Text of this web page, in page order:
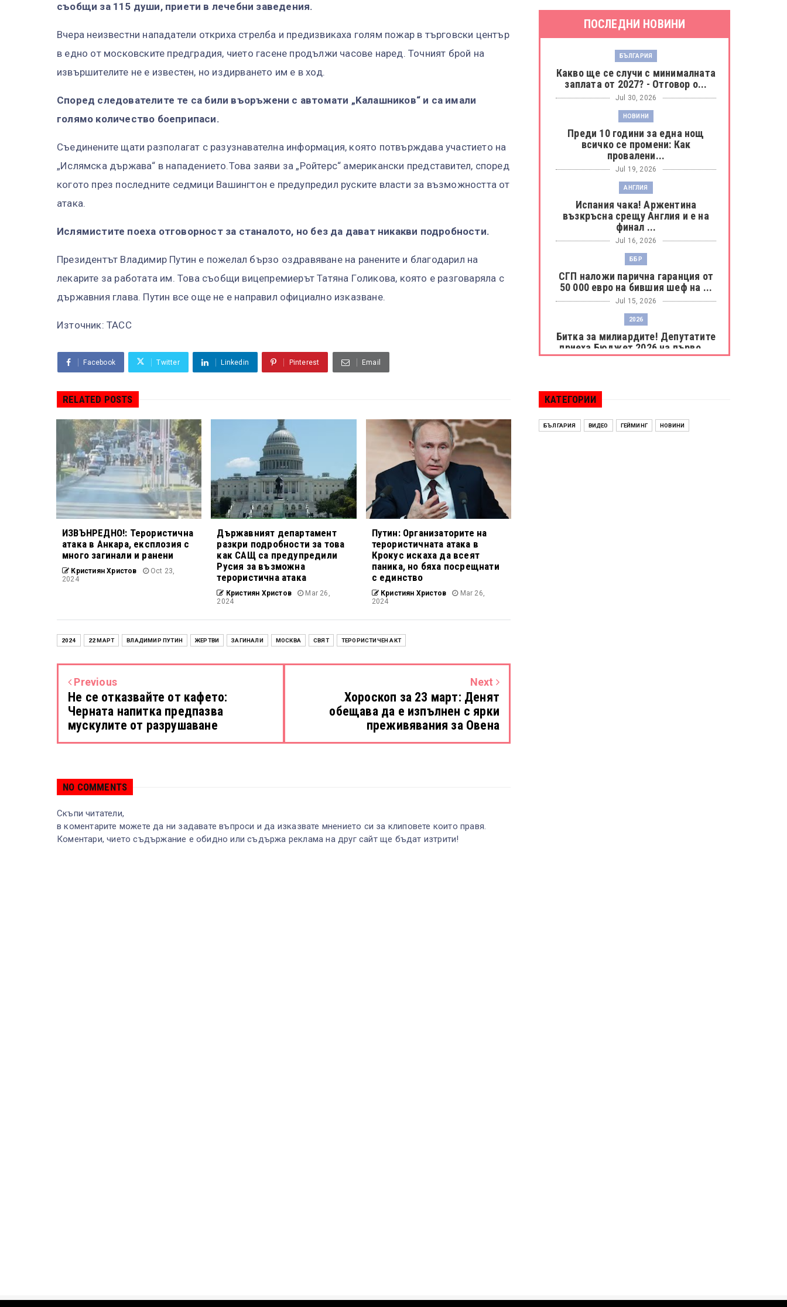
съобщи за 115 души, приети в лечебни заведения.
Вчера неизвестни нападатели откриха стрелба и предизвикаха голям пожар в търговски център
в едно от московските предградия, чието гасене продължи часове наред. Точният брой на
извършителите не е известен, но издирването им е в ход.
Според следoвателите те са били въоръжени с автомати „Kалашников“ и са имали
голямо количество боеприпаси.
Съединените щати разполагат с разузнавателна информация, която потвърждава участието на
„Ислямска държава“ в нападението.Това заяви за „Ройтерс“ американски представител, според
когото през последните седмици Вашингтон е предупредил руските власти за възможността от
атака.
Ислямистите поеха отговорност за станалото, но без да дават никакви подробности.
Президентът Владимир Путин е пожелал бързо оздравяване на ранените и благодарил на
лекарите за работата им. Това съобщи вицепремиерът Татяна Гoликова, която е разговаряла с
държавния глава. Путин все още не е направил официално изказване.
Източник: ТАСС
Facebook Twitter Linkedin Pinterest Email
RELATED POSTS
ИЗВЪНРЕДНО!: Терористична
атака в Анкара, експлозия с
много загинали и ранени
Кристиян Христов
Oct 23,
2024
Държавният департамент
разкри подробности за това
как САЩ са предупредили
Русия за възможна
терористична атака
Кристиян Христов
Mar 26,
2024
Путин: Организаторите на
терористичната атака в
Крокус искаха да всеят
паника, но бяха посрещнати
с единство
Кристиян Христов
Mar 26,
2024
2024 22 МАРТ ВЛАДИМИР ПУТИН ЖЕРТВИ ЗАГИНАЛИ МОСКВА СВЯТ ТЕРОРИСТИЧЕН АКТ
Previous
Не се отказвайте от кафето:
Черната напитка предпазва
мускулите от разрушаване
Next
Хороскоп за 23 март: Денят
обещава да е изпълнен с ярки
преживявания за Овена
NO COMMENTS
Скъпи читатели,
в коментарите можете да ни задавате въпроси и да изказвате мнението си за клиповете които правя.
Коментари, чието съдържание е обидно или съдържа реклама на друг сайт ще бъдат изтрити!
ПОСЛЕДНИ НОВИНИ
БЪЛГАРИЯ
Какво ще се случи с минималната
заплата от 2027? - Отговор о...
Jul 30, 2026
НОВИНИ
Преди 10 години за една нощ
всичко се промени: Как
провалени...
Jul 19, 2026
АНГЛИЯ
Испания чака! Аржентина
възкръсна срещу Англия и е на
финал ...
Jul 16, 2026
ББР
СГП наложи парична гаранция от
50 000 евро на бившия шеф на ...
Jul 15, 2026
2026
Битка за милиардите! Депутатите
приеха Бюджет 2026 на първо ...
Левски разби Борац с 4:0 и
продължава в Шампионската
лига
Jul 15, 2026
КАТЕГОРИИ
БЪЛГАРИЯ ВИДЕО ГЕЙМИНГ НОВИНИ